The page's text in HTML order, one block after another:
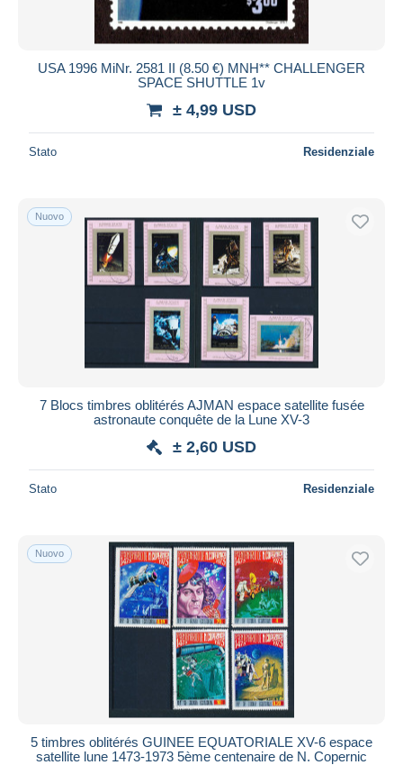
USA 1996 MiNr. 2581 II (8.50 €) MNH** CHALLENGER
SPACE SHUTTLE 1v
± 4,99 USD
Stato Residenziale
Nuovo
7 Blocs timbres oblitérés AJMAN espace satellite fusée
astronaute conquête de la Lune XV-3
± 2,60 USD
Stato Residenziale
Nuovo
5 timbres oblitérés GUINEE EQUATORIALE XV-6 espace
satellite lune 1473-1973 5ème centenaire de N. Copernic